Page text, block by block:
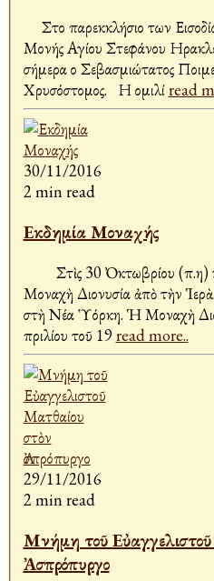
Μονής Αγίου Στεφάνου
σήμερα ο Σεβασμιώτατος
Χρυσόστομος. Η ομιλίread
30/11/2016
2 min read
Εκδημία Μοναχής
Μοναχὴ Διονυσία ἀπὸ τὴν
στὴ Νέα Ὑόρκη. Ἡ Μοναχὴ
Ἀπριλίου τοῦ 19read more..
29/11/2016
2 min read
Μνήμη τοῦ
Ἀσπρόπυργο